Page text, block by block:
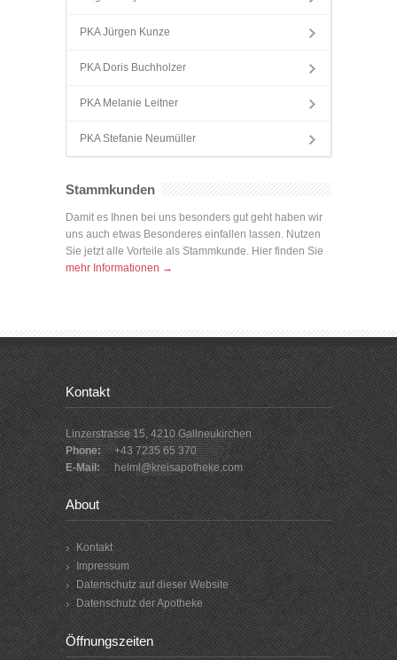
PKA Jürgen Kunze
PKA Doris Buchholzer
PKA Melanie Leitner
PKA Stefanie Neumüller
Stammkunden
Damit es Ihnen bei uns besonders gut geht haben wir
uns auch etwas Besonderes einfallen lassen. Nutzen
Sie jetzt alle Vorteile als Stammkunde. Hier finden Sie
mehr Informationen →
Kontakt
Linzerstrasse 15, 4210 Gallneukirchen
Phone:
+43 7235 65 370
E-Mail:
helml@kreisapotheke.com
About
Kontakt
Impressum
Datenschutz auf dieser Website
Datenschutz der Apotheke
Öffnungszeiten